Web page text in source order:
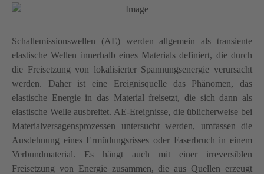
Schallemissionswellen (AE) werden allgemein als transiente
elastische Wellen innerhalb eines Materials definiert, die durch
die Freisetzung von lokalisierter Spannungsenergie verursacht
werden. Daher ist eine Ereignisquelle das Phänomen, das
elastische Energie in das Material freisetzt, die sich dann als
elastische Welle ausbreitet. AE-Ereignisse, die üblicherweise bei
Materialversagensprozessen untersucht werden, umfassen die
Ausdehnung eines Ermüdungsrisses oder Faserbruch in einem
Verbundmaterial. Es hängt auch mit einer irreversiblen
Freisetzung von Energie zusammen, die aus Quellen erzeugt